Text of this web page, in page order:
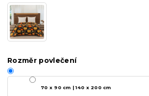
Rozměr povlečení
70 x 90 cm | 140 x 200 cm